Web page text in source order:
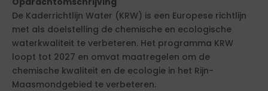
De Kaderrichtlijn Water (KRW) is een Europese richtlijn
met als doelstelling de chemische en ecologische
waterkwaliteit te verbeteren. Het programma KRW
loopt tot 2027 en omvat maatregelen om de
chemische kwaliteit en de ecologie in het Rijn-
Maasmondgebied te verbeteren.